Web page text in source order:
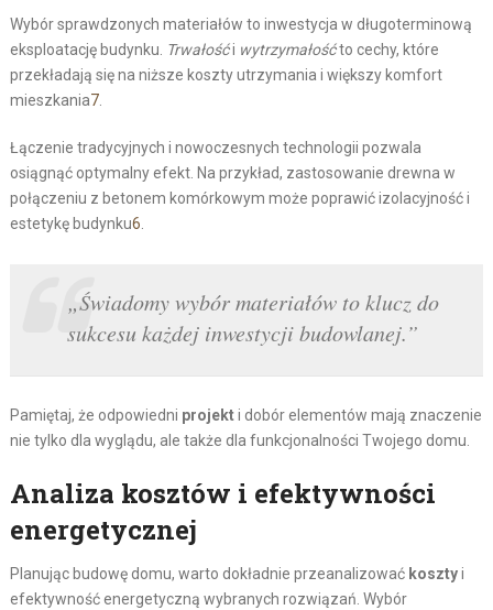
Wybór sprawdzonych materiałów to inwestycja w długoterminową
eksploatację budynku. Trwałośći wytrzymałośćto cechy, które
przekładają się na niższe koszty utrzymania i większy komfort
mieszkania7.
Łączenie tradycyjnych i nowoczesnych technologii pozwala
osiągnąć optymalny efekt. Na przykład, zastosowanie drewna w
połączeniu z betonem komórkowym może poprawić izolacyjność i
estetykę budynku6.
„Świadomy wybór materiałów to klucz do
sukcesu każdej inwestycji budowlanej.”
Pamiętaj, że odpowiedni projekti dobór elementów mają znaczenie
nie tylko dla wyglądu, ale także dla funkcjonalności Twojego domu.
Analiza kosztów i efektywności
energetycznej
Planując budowę domu, warto dokładnie przeanalizować kosztyi
efektywność energetyczną wybranych rozwiązań. Wybór